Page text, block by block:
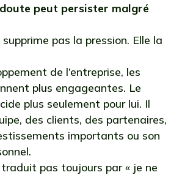
peut persister malgré
supprime pas la pression. Elle la
de l’entreprise, les
plus engageantes. Le
plus seulement pour lui. Il
des clients, des partenaires,
importants ou son
pas toujours par « je ne